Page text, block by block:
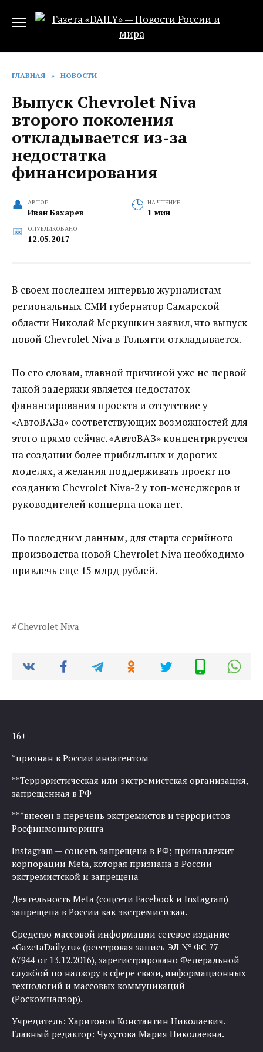
ГЛАВНАЯ » НОВОСТИ
Выпуск Chevrolet Niva
второго поколения
откладывается из-за
недостатка
финансирования
АВТОР
Иван Бахарев
НА ЧТЕНИЕ
1 мин
ОПУБЛИКОВАНО
12.05.2017
В своем последнем интервью журналистам
региональных СМИ губернатор Самарской
области Николай Меркушкин заявил, что выпуск
новой Chevrolet Niva в Тольятти откладывается.
По его словам, главной причиной уже не первой
такой задержки является недостаток
финансирования проекта и отсутствие у
«АвтоВАЗа» соответствующих возможностей для
этого прямо сейчас. «АвтоВАЗ» концентрируется
на создании более прибыльных и дорогих
моделях, а желания поддерживать проект по
созданию Chevrolet Niva-2 у топ-менеджеров и
руководителей концерна пока нет.
По последним данным, для старта серийного
производства новой Chevrolet Niva необходимо
привлечь еще 15 млрд рублей.
Chevrolet Niva
16+
*признан в России иноагентом
**Террористическая или экстремистская организация,
запрещенная в РФ
***внесен в перечень экстремистов и террористов
Росфинмониторинга
Instagram — соцсеть запрещена в РФ; принадлежит
корпорации Meta, которая признана в России
экстремистской и запрещена
Деятельность Meta (соцсети Facebook и Instagram)
запрещена в России как экстремистская.
Средство массовой информации сетевое издание
«GazetaDaily.ru» (реестровая запись ЭЛ № ФС 77 —
67944 от 13.12.2016), зарегистрировано Федеральной
службой по надзору в сфере связи, информационных
технологий и массовых коммуникаций
(Роскомнадзор).
Учредитель: Харитонов Константин Николаевич.
Главный редактор: Чухутова Мария Николаевна.